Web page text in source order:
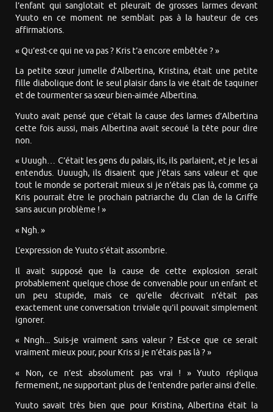
l’enfant qui sanglotait et pleurait de grosses larmes devant
Yuuto en ce moment ne semblait pas à la hauteur de ces
affirmations.
« Qu’est-ce qui ne va pas ? Kris t’a encore embêtée ? »
La petite sœur jumelle d’Albertina, Kristina, était une petite
fille diabolique dont le seul plaisir dans la vie était de taquiner
et de tourmenter sa sœur bien-aimée Albertina.
Yuuto avait pensé que c’était la cause des larmes d’Albertina
cette fois aussi, mais Albertina avait secoué la tête pour dire
non.
« Uuugh… C’était les gens du palais, ils, ils parlaient, et je les ai
entendus. Uuuugh, ils disaient que j’étais sans valeur et que
tout le monde se porterait mieux si je n’étais pas là, comme ça
Kris pourrait être le prochain patriarche du Clan de la Griffe
sans aucun problème ! »
« Ngh. »
L’expression de Yuuto s’était assombrie.
Il avait supposé que la cause de cette explosion serait
probablement quelque chose de convenable pour un enfant et
un peu stupide, mais ce qu’elle décrivait n’était pas
exactement une conversation triviale qu’il pouvait simplement
ignorer.
« Nngh... Suis-je vraiment sans valeur ? Est-ce que ce serait
vraiment mieux pour, pour Kris si je n’étais pas là ? »
« Non, ce n’est absolument pas vrai ! » Yuuto répliqua
fermement, ne supportant plus de l’entendre parler ainsi d’elle.
Yuuto savait très bien que pour Kristina, Albertina était la